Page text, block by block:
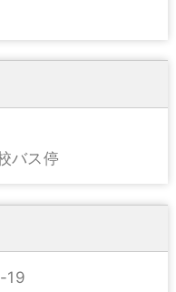
バス停
19